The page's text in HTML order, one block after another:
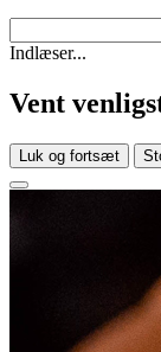
Indlæser...
Vent
Luk og fortsæt